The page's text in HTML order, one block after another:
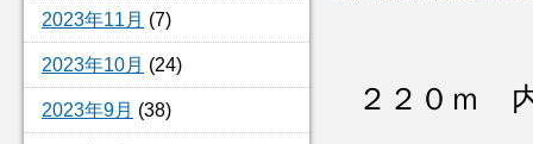
2023年11月 (7)
2023年10月 (24)
2023年9月 (38) ２２０ｍ